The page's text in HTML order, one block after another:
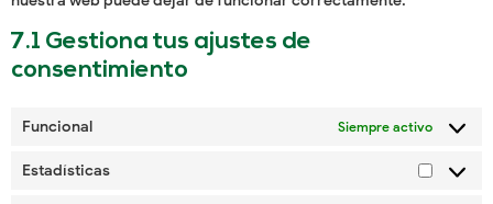
7.1 Gestiona tus ajustes de
consentimiento
Funcional Siempre activo
Estadísticas